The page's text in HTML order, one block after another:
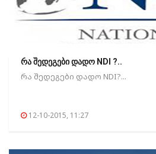
რა შედეგები დადო NDI ?..
რა შედეგები დადო NDI?...
12-10-2015, 11:27